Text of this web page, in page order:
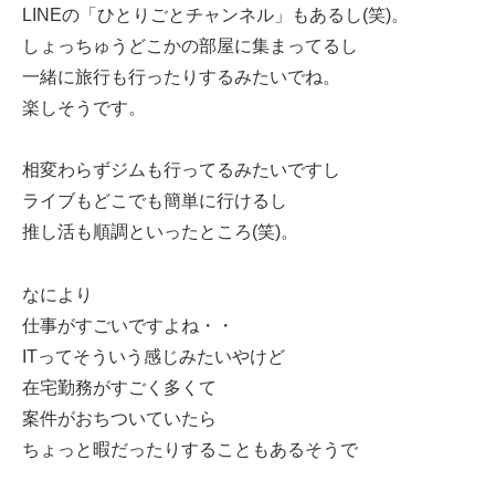
LINEの「ひとりごとチャンネル」もあるし(笑)。
しょっちゅうどこかの部屋に集まってるし
一緒に旅行も行ったりするみたいでね。
楽しそうです。
相変わらずジムも行ってるみたいですし
ライブもどこでも簡単に行けるし
推し活も順調といったところ(笑)。
なにより
仕事がすごいですよね・・
ITってそういう感じみたいやけど
在宅勤務がすごく多くて
案件がおちついていたら
ちょっと暇だったりすることもあるそうで